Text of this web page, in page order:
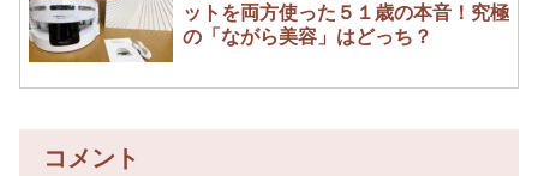
ットを両方使った５１歳の本音！究極
の「ながら美容」はどっち？
コメント